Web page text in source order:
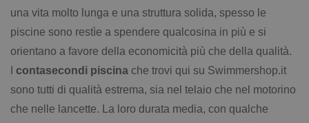
una vita molto lunga e una struttura solida, spesso le
piscine sono restìe a spendere qualcosina in più e si
orientano a favore della economicità più che della qualità.
contasecondi piscina che trovi qui su Swimmershop.it
sono tutti di qualità estrema, sia nel telaio che nel motorino
che nelle lancette. La loro durata media, con qualche